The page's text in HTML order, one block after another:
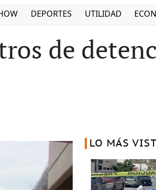
DEPORTES UTILIDAD
de
LO MÁS